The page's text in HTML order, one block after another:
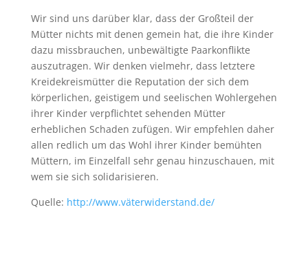
Wir sind uns darüber klar, dass der Großteil der
Mütter nichts mit denen gemein hat, die ihre Kinder
dazu missbrauchen, unbewältigte Paarkonflikte
auszutragen. Wir denken vielmehr, dass letztere
Kreidekreismütter die Reputation der sich dem
körperlichen, geistigem und seelischen Wohlergehen
ihrer Kinder verpflichtet sehenden Mütter
erheblichen Schaden zufügen. Wir empfehlen daher
allen redlich um das Wohl ihrer Kinder bemühten
Müttern, im Einzelfall sehr genau hinzuschauen, mit
wem sie sich solidarisieren.
Quelle: http://www.väterwiderstand.de/